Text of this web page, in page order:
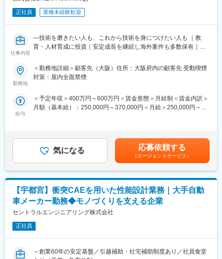
各地へ広げ、現在に至っています。
変更の範囲：会社の定める業務
充実しています。
ご希望を最大限加味してキャリアUPのサポートをいたします。
■会社、仕事の魅力：
業、クライアントリーダー、ダイレクトサポートの3軸によるサポ
ート体制があります。
クスタイルです。
・実務に必要なスキルを身に付けることができる教育研修制度が
方、エンジニアから管理職を目指す方、様々な方が活躍できるフ
ィールドを用意しています。
変更の範囲：会社の定める業務
正社員 業種未経験歓迎
仕事内容
―技術を磨きたい人も、これから技術を身につけたい人も ｜教
育・人材育成に投資｜安定成長を継続し海外案件も多数保有｜メ
■業務概要：
ます。
・室内安全性能、乗員保護性能の評価・検討
・シート性能や歩行者保護性能の開発支援
・解析結果の評価および技術資料作成
・関連部門との調整および技術サポート業務
・先行開発テーマにおける性能検討業務
■このポジションの魅力
◎安心して働ける環境
・正社員雇用のため雇用が安定
また、配属変更時も雇用は継続されるため、次のプロジェクトへ
勤務地
＜勤務地詳細＞顧客先（大阪）住所：大阪府内の顧客先 受動喫煙
対策：屋内全面禁煙
給与
＜予定年収＞400万円～600万円＜賃金形態＞月給制＜賃金内訳＞
月額（基本給）：250,000円～370,000円＜月給＞250,000円～
12月）賃金はあくまでも目安の金額であり、選考を通じて上下す
る可能性があります。月給(月額)は固定手当を含めた表記です。
気になる 応募依頼する
（エージェントサービス）
【宇都宮】衝突CAEを用いた性能設計業務｜大手自動
車メーカー勤務◆モノづくりを支える企業
セントラルエンジニアリング株式会社
正社員
～創業60年の安定基盤／引越補助・社宅補助制度あり／社員食堂